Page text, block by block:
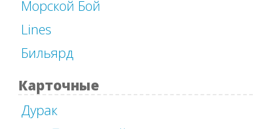
Морской Бой
Lines
Бильярд
Карточные
Дурак